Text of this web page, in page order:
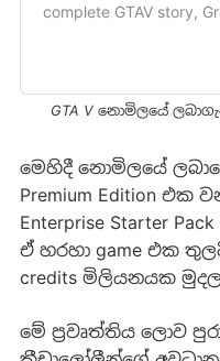
complete GTAV story,
the Criminal
GTA V නොමිලයේ
මෙහිදී නොමිලයේ
Premium Edition එක
Enterprise Starter
ඒ හරහා game එක
credits මිලියනයක
මේ ප්‍රවෘත්තිය ලොව